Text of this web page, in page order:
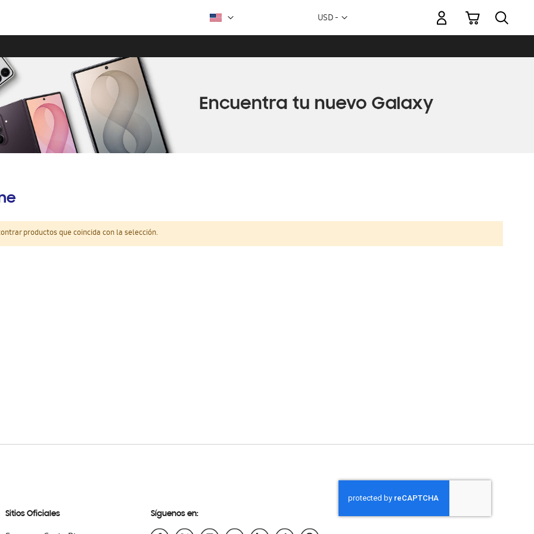
Moneda
USD -
Mi carrito
productos que coincida con la selección.
Sitios Oficiales Síguenos en: